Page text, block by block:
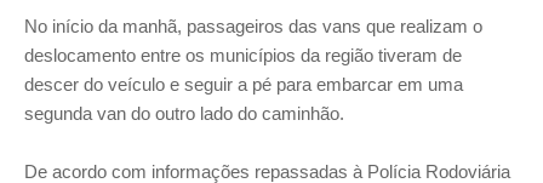
No início da manhã, passageiros das vans que realizam o
deslocamento entre os municípios da região tiveram de
descer do veículo e seguir a pé para embarcar em uma
segunda van do outro lado do caminhão.
De acordo com informações repassadas à Polícia Rodoviária